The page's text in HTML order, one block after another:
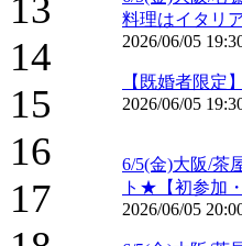
13
14
15
16
17
料理はイタリ
2026/06/05
【既婚者限定
2026/06/05
6/5(金)大阪/茶
ト★【初参加
2026/06/05